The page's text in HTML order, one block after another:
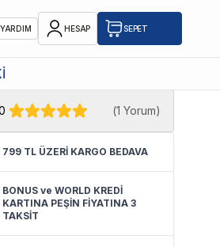
YARDIM HESAP SEPET
Petshop,
(1 Yorum)
799 TL ÜZERİ KARGO BEDAVA
BONUS ve WORLD KREDİ
KARTINA PEŞİN FİYATINA 3
TAKSİT